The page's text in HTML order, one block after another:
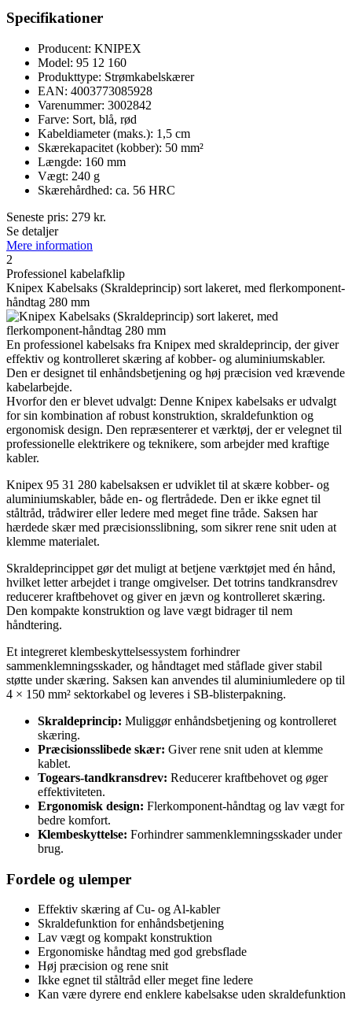
Specifikationer
Producent: KNIPEX
Model: 95 12 160
Produkttype: Strømkabelskærer
EAN: 4003773085928
Varenummer: 3002842
Farve: Sort, blå, rød
Kabeldiameter (maks.): 1,5 cm
Skærekapacitet (kobber): 50 mm²
Længde: 160 mm
Vægt: 240 g
Skærehårdhed: ca. 56 HRC
Seneste pris: 279 kr.
Se detaljer
Mere information
2
Professionel kabelafklip
Knipex Kabelsaks (Skraldeprincip) sort lakeret, med flerkomponent-
håndtag 280 mm
En professionel kabelsaks fra Knipex med skraldeprincip, der giver
effektiv og kontrolleret skæring af kobber- og aluminiumskabler.
Den er designet til enhåndsbetjening og høj præcision ved krævende
kabelarbejde.
Hvorfor den er blevet udvalgt: Denne Knipex kabelsaks er udvalgt
for sin kombination af robust konstruktion, skraldefunktion og
ergonomisk design. Den repræsenterer et værktøj, der er velegnet til
professionelle elektrikere og teknikere, som arbejder med kraftige
kabler.
Knipex 95 31 280 kabelsaksen er udviklet til at skære kobber- og
aluminiumskabler, både en- og flertrådede. Den er ikke egnet til
ståltråd, trådwirer eller ledere med meget fine tråde. Saksen har
hærdede skær med præcisionsslibning, som sikrer rene snit uden at
klemme materialet.
Skraldeprincippet gør det muligt at betjene værktøjet med én hånd,
hvilket letter arbejdet i trange omgivelser. Det totrins tandkransdrev
reducerer kraftbehovet og giver en jævn og kontrolleret skæring.
Den kompakte konstruktion og lave vægt bidrager til nem
håndtering.
Et integreret klembeskyttelsessystem forhindrer
sammenklemningsskader, og håndtaget med ståflade giver stabil
støtte under skæring. Saksen kan anvendes til aluminiumledere op til
4 × 150 mm² sektorkabel og leveres i SB-blisterpakning.
Skraldeprincip: Muliggør enhåndsbetjening og kontrolleret
skæring.
Præcisionsslibede skær: Giver rene snit uden at klemme
kablet.
Togears-tandkransdrev: Reducerer kraftbehovet og øger
effektiviteten.
Ergonomisk design: Flerkomponent-håndtag og lav vægt for
bedre komfort.
Klembeskyttelse: Forhindrer sammenklemningsskader under
brug.
Fordele og ulemper
Effektiv skæring af Cu- og Al-kabler
Skraldefunktion for enhåndsbetjening
Lav vægt og kompakt konstruktion
Ergonomiske håndtag med god grebsflade
Høj præcision og rene snit
Ikke egnet til ståltråd eller meget fine ledere
Kan være dyrere end enklere kabelsakse uden skraldefunktion